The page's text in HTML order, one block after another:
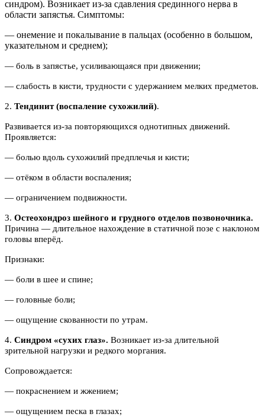
синдром). Возникает из‑за сдавления срединного нерва в
области запястья. Симптомы:
— онемение и покалывание в пальцах (особенно в большом,
указательном и среднем);
— боль в запястье, усиливающаяся при движении;
— слабость в кисти, трудности с удержанием мелких предметов.
2. Тендинит (воспаление сухожилий).
Развивается из‑за повторяющихся однотипных движений.
Проявляется:
— болью вдоль сухожилий предплечья и кисти;
— отёком в области воспаления;
— ограничением подвижности.
3. Остеохондроз шейного и грудного отделов позвоночника.
Причина — длительное нахождение в статичной позе с наклоном
головы вперёд.
Признаки:
— боли в шее и спине;
— головные боли;
— ощущение скованности по утрам.
4. Синдром «сухих глаз». Возникает из‑за длительной
зрительной нагрузки и редкого моргания.
Сопровождается:
— покраснением и жжением;
— ощущением песка в глазах;